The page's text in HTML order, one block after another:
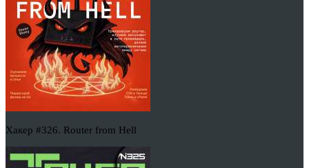
Хакер #326. Router from Hell